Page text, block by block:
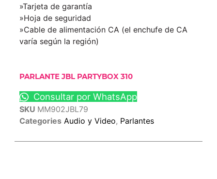
»Tarjeta de garantía
»Hoja de seguridad
»Cable de alimentación CA (el enchufe de CA
varía según la región)
PARLANTE JBL PARTYBOX 310
Consultar por WhatsApp
SKU MM902JBL79
Categories Audio y Video, Parlantes